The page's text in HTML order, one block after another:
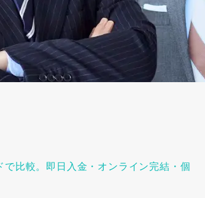
比較。即日入金・オンライン完結・個